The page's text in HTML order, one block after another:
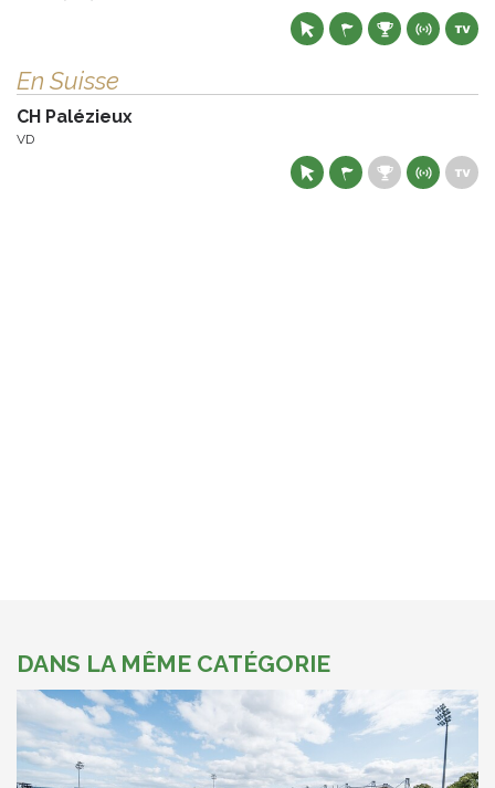
En Suisse
CH Palézieux
VD
DANS LA MÊME CATÉGORIE